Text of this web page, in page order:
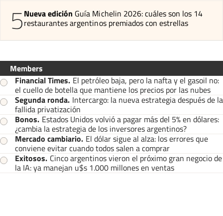
5Nueva edición Guía Michelin 2026: cuáles son los 14
restaurantes argentinos premiados con estrellas
Members
Financial Times. El petróleo baja, pero la nafta y el gasoil no:
el cuello de botella que mantiene los precios por las nubes
Segunda ronda. Intercargo: la nueva estrategia después de la
fallida privatización
Bonos. Estados Unidos volvió a pagar más del 5% en dólares:
¿cambia la estrategia de los inversores argentinos?
Mercado cambiario. El dólar sigue al alza: los errores que
conviene evitar cuando todos salen a comprar
Exitosos. Cinco argentinos vieron el próximo gran negocio de
la IA: ya manejan u$s 1.000 millones en ventas